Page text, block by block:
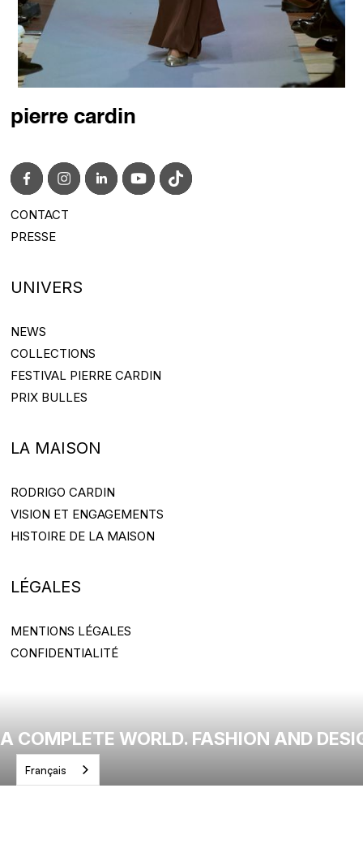
pierre cardin
CONTACT
CONTACT@PIERRECARDIN.COM
PRESSE
UNIVERS
NEWS
NEWS
COLLECTIONS
COLLECTIONS
FESTIVAL PIERRE CARDIN
FESTIVAL PIERRE CARDIN
PRIX BULLES
LA MAISON
RODRIGO CARDIN
RODRIGO CARDIN
VISION ET ENGAGEMENTS
VISION ET ENGAGEMENTS
HISTOIRE DE LA MAISON
LÉGALES
MENTIONS LÉGALES
MENTIONS LÉGALES
CONFIDENTIALITÉ
A COMPLETE WORLD. FASHION AND
Français